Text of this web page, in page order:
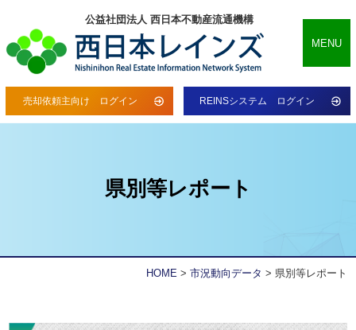
公益社団法人 西日本不動産流通機構
MENU
売却依頼主向け ログイン REINSシステム ログイン
県別等レポート
HOME > 市況動向データ > 県別等レポート